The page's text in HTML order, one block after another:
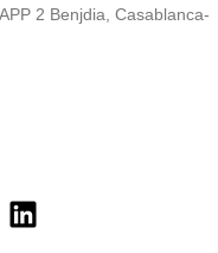
2 Benjdia, Casablanca-